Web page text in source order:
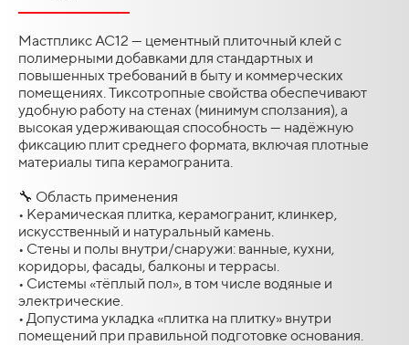
Мастпликс AC12 — цементный плиточный клей с
полимерными добавками для стандартных и
повышенных требований в быту и коммерческих
помещениях. Тиксотропные свойства обеспечивают
удобную работу на стенах (минимум сползания), а
высокая удерживающая способность — надёжную
фиксацию плит среднего формата, включая плотные
материалы типа керамогранита.
🔧 Область применения
• Керамическая плитка, керамогранит, клинкер,
искусственный и натуральный камень.
• Стены и полы внутри/снаружи: ванные, кухни,
коридоры, фасады, балконы и террасы.
• Системы «тёплый пол», в том числе водяные и
электрические.
• Допустима укладка «плитка на плитку» внутри
помещений при правильной подготовке основания.